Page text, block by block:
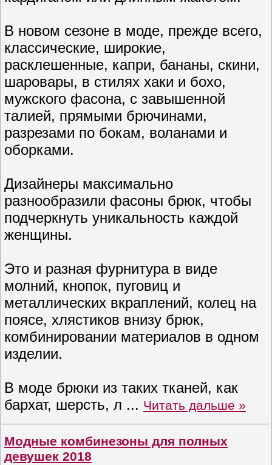
В новом сезоне в моде, прежде всего,
классические, широкие,
расклешенные, капри, бананы, скини,
шаровары, в стилях хаки и бохо,
мужского фасона, с завышенной
талией, прямыми брючинами,
разрезами по бокам, воланами и
оборками.
Дизайнеры максимально
разнообразили фасоны брюк, чтобы
подчеркнуть уникальность каждой
женщины.
Это и разная фурнитура в виде
молний, кнопок, пуговиц и
металлических вкраплений, колец на
поясе, хлястиков внизу брюк,
комбинировании материалов в одном
изделии.
В моде брюки из таких тканей, как
бархат, шерсть, л ... Читать дальше »
Модные комбинезоны для полных
девушек 2018